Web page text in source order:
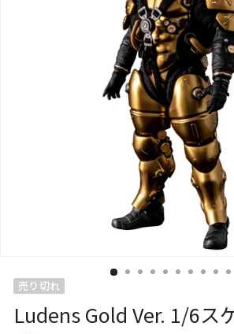
売り切れ
Ludens Gold Ver. 1/6ス